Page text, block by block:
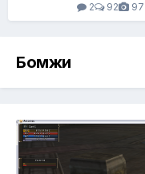
2
92 97
Бомжи